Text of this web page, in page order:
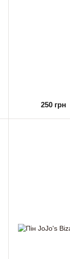
250 грн